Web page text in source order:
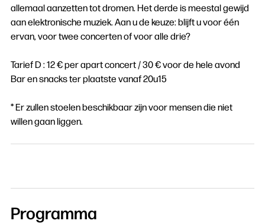
allemaal aanzetten tot dromen. Het derde is meestal gewijd
aan elektronische muziek. Aan u de keuze: blijft u voor één
ervan, voor twee concerten of voor alle drie?
Tarief D : 12 € per apart concert / 30 € voor de hele avond
Bar en snacks ter plaatste vanaf 20u15
* Er zullen stoelen beschikbaar zijn voor mensen die niet
willen gaan liggen.
Programma